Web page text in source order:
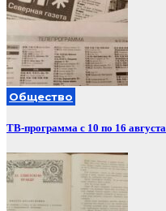
Общество
ТВ-программа с 10 по 16 августа